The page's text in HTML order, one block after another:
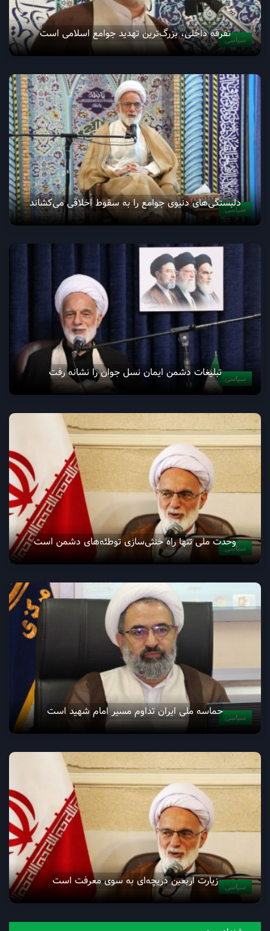
سیاسیتفرقه داخلی، بزرگ‌ترین تهدید جوامع اسلامی است
سیاسی
دلبستگی‌های دنیوی جوامع را به سقوط اخلاقی می‌کشاند
سیاسی تبلیغات دشمن ایمان نسل جوان را نشانه رفت
سیاسیوحدت ملی تنها راه خنثی‌سازی توطئه‌های دشمن است
سیاسیحماسه ملی ایران تداوم مسیر امام شهید است
سیاسی زيارت اربعين دریچه‌ای به سوی معرفت است